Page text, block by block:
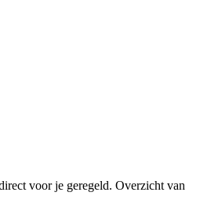
voor je geregeld. Overzicht van